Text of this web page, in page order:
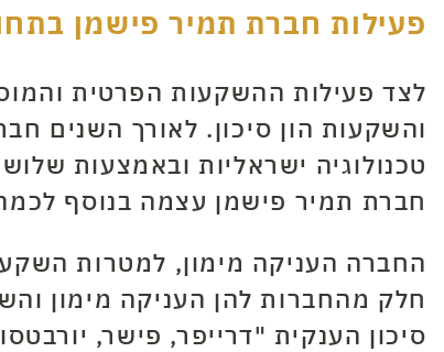
הלוואה
פעילות חברת תמיר פישמן
לצד פעילות ההשקעות הפרטית
טכנולוגיה ישראליות ובאמצעות
חברת תמיר פישמן עצמה בנוסף
החברה העניקה מימון, למטרות
חלק מהחברות להן העניקה מימון
סיכון הענקית "דרייפר, פישר,